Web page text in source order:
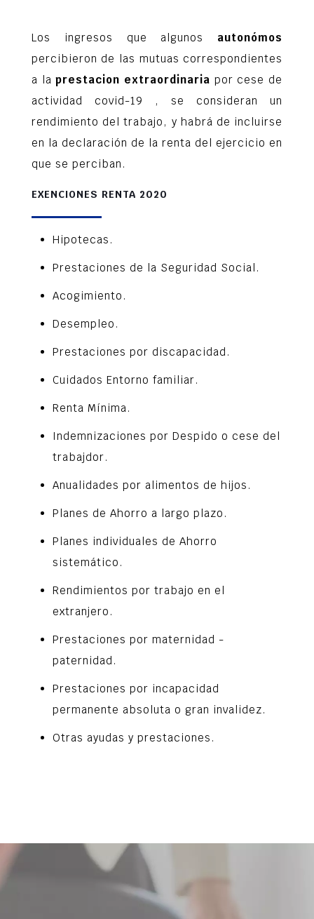
Los ingresos que algunos
autonómos
percibieron de las mutuas correspondientes
a laprestacion extraordinaria por cese de
actividad covid-19 , se consideran un
rendimiento del trabajo, y habrá de incluirse
en la declaración de la renta del ejercicio en
que se perciban.
EXENCIONES RENTA 2020
Hipotecas.
Prestaciones de la Seguridad Social.
Acogimiento.
Desempleo.
Prestaciones por discapacidad.
Cuidados Entorno familiar.
Renta Mínima.
Indemnizaciones por Despido o cese del
trabajdor.
Anualidades por alimentos de hijos.
Planes de Ahorro a largo plazo.
Planes individuales de Ahorro
sistemático.
Rendimientos por trabajo en el
extranjero.
Prestaciones por maternidad -
paternidad.
Prestaciones por incapacidad
permanente absoluta o gran invalidez.
Otras ayudas y prestaciones.